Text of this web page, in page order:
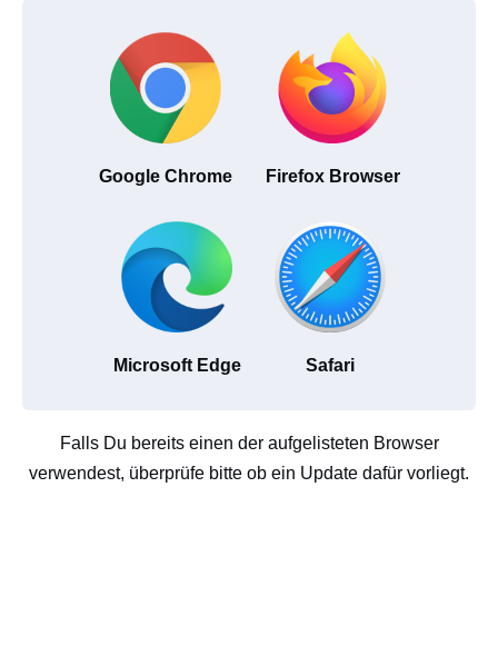
Google Chrome Firefox Browser
Microsoft Edge Safari
Falls Du bereits einen der aufgelisteten Browser
verwendest, überprüfe bitte ob ein Update dafür vorliegt.